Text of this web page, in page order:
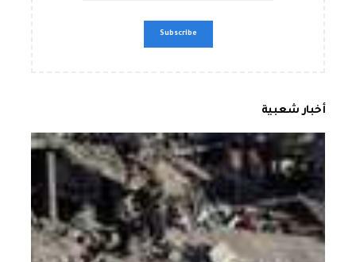
أخبار شعبية